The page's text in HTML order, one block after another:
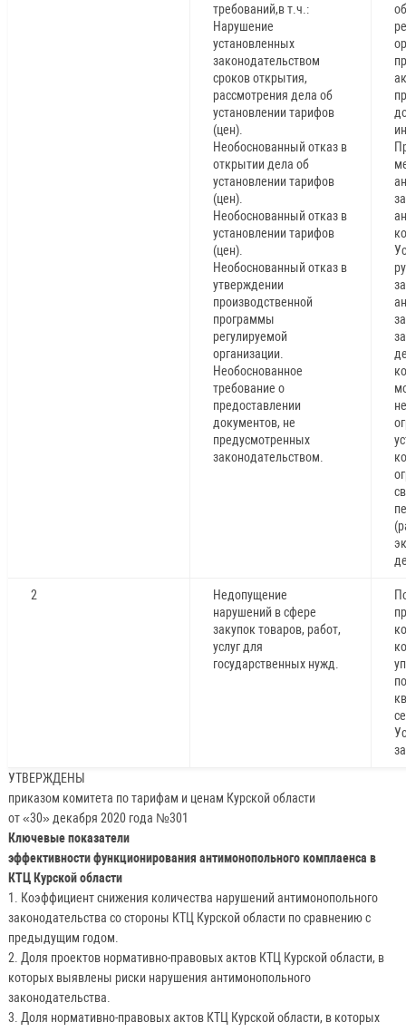
требований,в т.ч.:
Нарушение
установленных
законодательством
сроков открытия,
рассмотрения дела об
установлении тарифов
(цен).
Необоснованный отказ в
открытии дела об
установлении тарифов
(цен).
Необоснованный отказ в
установлении тарифов
(цен).
Необоснованный отказ в
утверждении
производственной
программы
регулируемой
организации.
Необоснованное
требование о
предоставлении
документов, не
предусмотренных
законодательством.
2
Недопущение
нарушений в сфере
закупок товаров, работ,
услуг для
государственных нужд.
УТВЕРЖДЕНЫ
приказом комитета по тарифам и ценам Курской области
от «30» декабря 2020 года №301
Ключевые показатели
эффективности функционирования антимонопольного комплаенса в
КТЦ Курской области
1. Коэффициент снижения количества нарушений антимонопольного
законодательства со стороны КТЦ Курской области по сравнению с
предыдущим годом.
2. Доля проектов нормативно-правовых актов КТЦ Курской области, в
которых выявлены риски нарушения антимонопольного
законодательства.
3. Доля нормативно-правовых актов КТЦ Курской области, в которых